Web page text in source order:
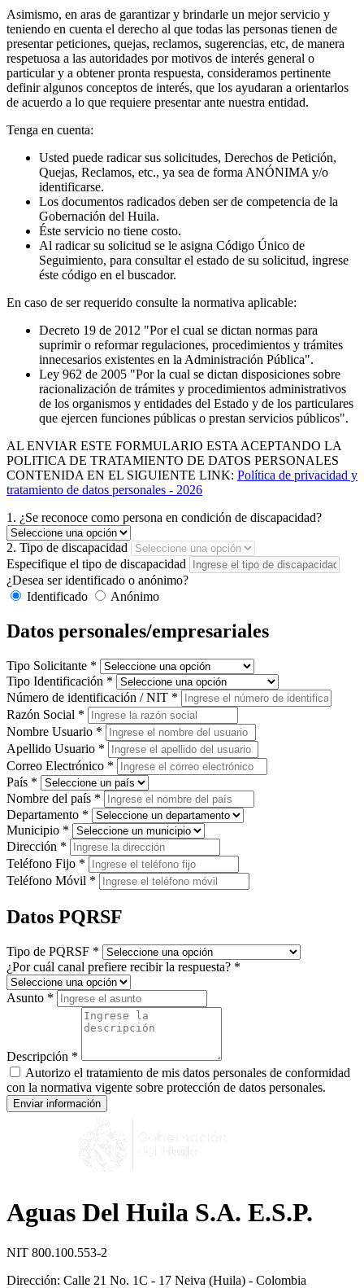
Asimismo, en aras de garantizar y brindarle un mejor servicio y
teniendo en cuenta el derecho al que todas las personas tienen de
presentar peticiones, quejas, reclamos, sugerencias, etc, de manera
respetuosa a las autoridades por motivos de interés general o
particular y a obtener pronta respuesta, consideramos pertinente
definir algunos conceptos de interés, que los ayudaran a orientarlos
de acuerdo a lo que requiere presentar ante nuestra entidad.
Tenga en cuenta:
Usted puede radicar sus solicitudes, Derechos de Petición,
Quejas, Reclamos, etc., ya sea de forma ANÓNIMA y/o
identificarse.
Los documentos radicados deben ser de competencia de la
Gobernación del Huila.
Éste servicio no tiene costo.
Al radicar su solicitud se le asigna Código Único de
Seguimiento, para consultar el estado de su solicitud, ingrese
éste código en el buscador.
En caso de ser requerido consulte la normativa aplicable:
Decreto 19 de 2012 "Por el cual se dictan normas para
suprimir o reformar regulaciones, procedimientos y trámites
innecesarios existentes en la Administración Pública".
Ley 962 de 2005 "Por la cual se dictan disposiciones sobre
racionalización de trámites y procedimientos administrativos
de los organismos y entidades del Estado y de los particulares
que ejercen funciones públicas o prestan servicios públicos".
AL ENVIAR ESTE FORMULARIO ESTA ACEPTANDO LA
POLITICA DE TRATAMIENTO DE DATOS PERSONALES
CONTENIDA EN EL SIGUIENTE LINK: Política de privacidad y
tratamiento de datos personales - 2026
1. ¿Se reconoce como persona en condición de discapacidad?
2. Tipo de discapacidad
Especifique el tipo de discapacidad
¿Desea ser identificado o anónimo?
Identificado
Anónimo
Datos personales/empresariales
Tipo Solicitante *
Tipo Identificación *
Número de identificación / NIT *
Razón Social *
Nombre Usuario *
Apellido Usuario *
Correo Electrónico *
País *
Nombre del país *
Departamento *
Municipio *
Dirección *
Teléfono Fijo *
Teléfono Móvil *
Datos PQRSF
Tipo de PQRSF *
¿Por cuál canal prefiere recibir la respuesta? *
Asunto *
Descripción *
Autorizo el tratamiento de mis datos personales de conformidad
con la normativa vigente sobre protección de datos personales.
Enviar información
Aguas Del Huila S.A. E.S.P.
NIT 800.100.553-2
Dirección: Calle 21 No. 1C - 17 Neiva (Huila) - Colombia